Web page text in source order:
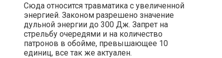
Сюда относится травматика с увеличенной
энергией. Законом разрешено значение
дульной энергии до 300 Дж. Запрет на
стрельбу очередями и на количество
патронов в обойме, превышающее 10
единиц, все так же актуален.